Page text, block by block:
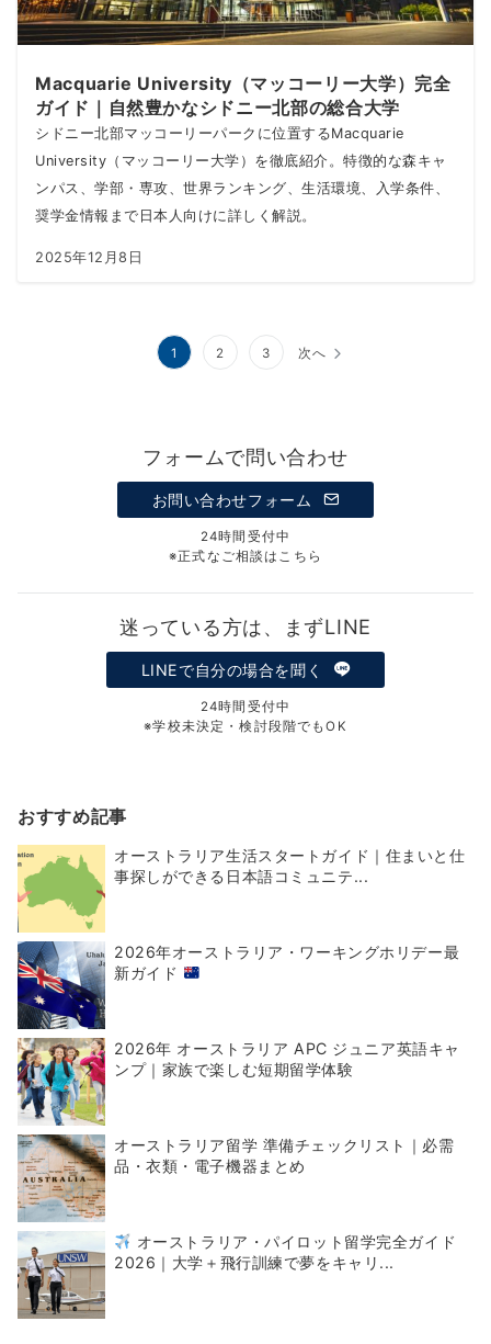
Macquarie University（マッコーリー大学）完全
ガイド｜自然豊かなシドニー北部の総合大学
シドニー北部マッコーリーパークに位置するMacquarie
University（マッコーリー大学）を徹底紹介。特徴的な森キャ
ンパス、学部・専攻、世界ランキング、生活環境、入学条件、
奨学金情報まで日本人向けに詳しく解説。
2025年12月8日
1 2 3 次へ
フォームで問い合わせ
お問い合わせフォーム
24時間受付中
※正式なご相談はこちら
迷っている方は、まずLINE
LINEで自分の場合を聞く
24時間受付中
※学校未決定・検討段階でもOK
おすすめ記事
オーストラリア生活スタートガイド｜住まいと仕
事探しができる日本語コミュニテ...
2026年オーストラリア・ワーキングホリデー最
新ガイド
2026年 オーストラリア APC ジュニア英語キャ
ンプ｜家族で楽しむ短期留学体験
オーストラリア留学 準備チェックリスト｜必需
品・衣類・電子機器まとめ
オーストラリア・パイロット留学完全ガイド
2026｜大学＋飛行訓練で夢をキャリ...